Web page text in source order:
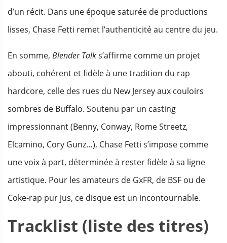
d’un récit. Dans une époque saturée de productions
lisses, Chase Fetti remet l’authenticité au centre du jeu.
En somme, Blender Talks’affirme comme un projet
abouti, cohérent et fidèle à une tradition du rap
hardcore, celle des rues du New Jersey aux couloirs
sombres de Buffalo. Soutenu par un casting
impressionnant (Benny, Conway, Rome Streetz,
Elcamino, Cory Gunz…), Chase Fetti s’impose comme
une voix à part, déterminée à rester fidèle à sa ligne
artistique. Pour les amateurs de GxFR, de BSF ou de
Coke-rap pur jus, ce disque est un incontournable.
Tracklist (liste des titres)